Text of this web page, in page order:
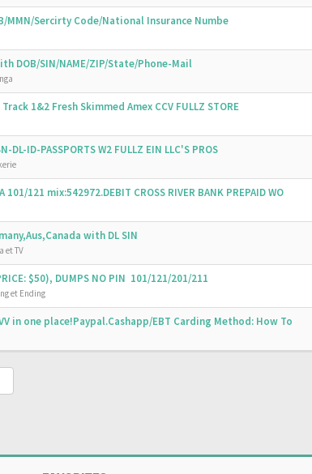
MMN/Sercirty Code/National Insurance Numbe
DOB/SIN/NAME/ZIP/State/Phone-Mail
1&2 Fresh Skimmed Amex CCV FULLZ STORE
ID-PASSPORTS W2 FULLZ EIN LLC'S PROS
121 mix:542972.DEBIT CROSS RIVER BANK PREPAID WO
with DL SIN
et TV
$50), DUMPS NO PIN 101/121/201/211
et Ending
in one place!Paypal.Cashapp/EBT Carding Method: How To